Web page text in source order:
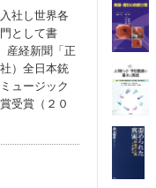
社し世界各
として書
産経新聞「正
）全日本銃
ュージック
受賞（２０